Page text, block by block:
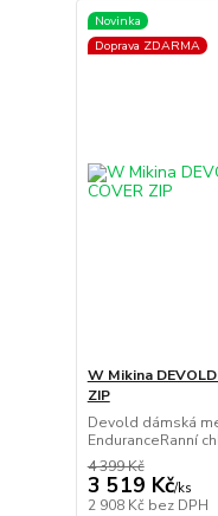
Novinka
Doprava ZDARMA
W Mikina DEVOLD
ZIP
Devold dámská
EnduranceRanní
4 399 Kč
3 519 Kč/ks
2 908 Kč bez DPH